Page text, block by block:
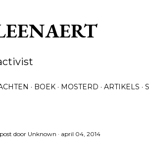
BOEK MOSTERD ARTIKELS
door Unknown april 04, 2014